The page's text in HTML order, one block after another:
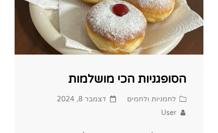
הסופגניות הכי מושלמות
Cat
Links
לחמניות ולחמים
Posted
דצמבר 8, 2024
User